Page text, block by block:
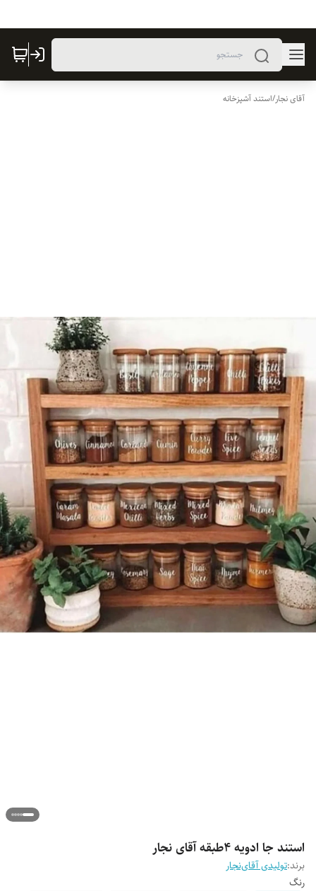
آقای نجار/استند آشپزخانه
استند جا ادویه ۴طبقه آقای نجار
برند:تولیدی آقای‌نجار
رنگ